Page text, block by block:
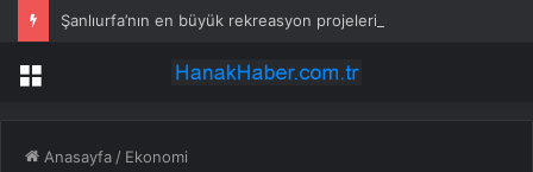
Menü
Anasayfa / Ekonomi